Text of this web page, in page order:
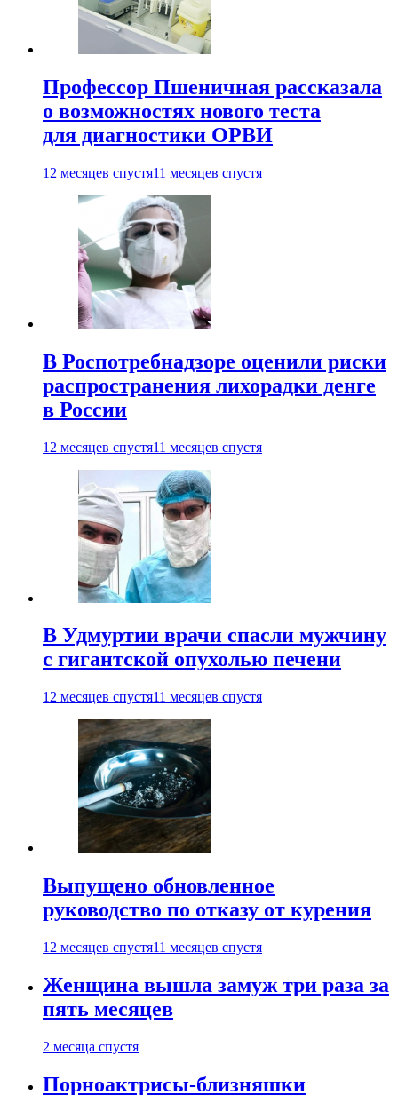
Профессор Пшеничная рассказала
о возможностях нового теста
для диагностики ОРВИ
12 месяцев спустя11 месяцев спустя
В Роспотребнадзоре оценили риски
распространения лихорадки денге
в России
12 месяцев спустя11 месяцев спустя
В Удмуртии врачи спасли мужчину
с гигантской опухолью печени
12 месяцев спустя11 месяцев спустя
Выпущено обновленное
руководство по отказу от курения
12 месяцев спустя11 месяцев спустя
Женщина вышла замуж три раза за
пять месяцев
2 месяца спустя
Порноактрисы-близняшки